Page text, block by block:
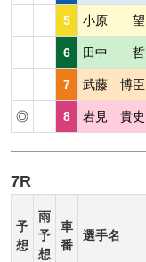
5 小原 望
6 田中 哲
7 武藤 博臣
◎ 8 岩見 貴史
7R
予
想
雨
予
想
車
番
選手名